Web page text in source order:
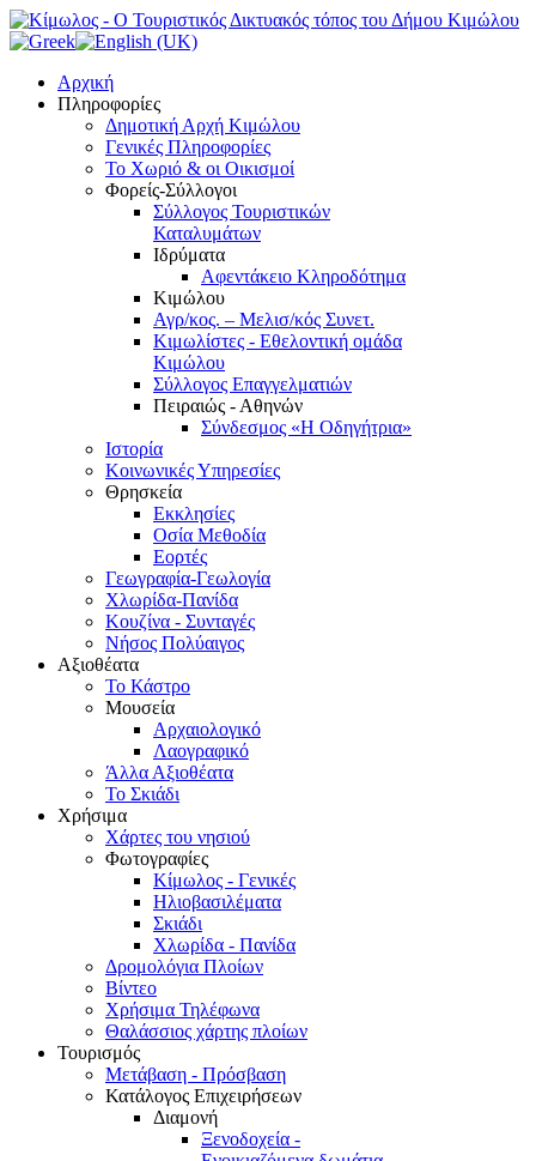
Αρχική
Πληροφορίες
Δημοτική Αρχή Κιμώλου
Γενικές Πληροφορίες
Το Xωριό & οι Οικισμοί
Φορείς-Σύλλογοι
Σύλλογος Τουριστικών
Καταλυμάτων
Ιδρύματα
Αφεντάκειο Κληροδότημα
Κιμώλου
Αγρ/κος. – Μελισ/κός Συνετ.
Κιμωλίστες - Εθελοντική ομάδα
Κιμώλου
Σύλλογος Επαγγελματιών
Πειραιώς - Αθηνών
Σύνδεσμος «Η Οδηγήτρια»
Ιστορία
Κοινωνικές Υπηρεσίες
Θρησκεία
Εκκλησίες
Οσία Μεθοδία
Εορτές
Γεωγραφία-Γεωλογία
Χλωρίδα-Πανίδα
Κουζίνα - Συνταγές
Νήσος Πολύαιγος
Αξιοθέατα
Το Κάστρο
Μουσεία
Αρχαιολογικό
Λαογραφικό
Άλλα Αξιοθέατα
Το Σκιάδι
Χρήσιμα
Χάρτες του νησιού
Φωτογραφίες
Κίμωλος - Γενικές
Ηλιοβασιλέματα
Σκιάδι
Χλωρίδα - Πανίδα
Δρομολόγια Πλοίων
Βίντεο
Χρήσιμα Τηλέφωνα
Θαλάσσιος χάρτης πλοίων
Τουρισμός
Μετάβαση - Πρόσβαση
Κατάλογος Επιχειρήσεων
Διαμονή
Ξενοδοχεία -